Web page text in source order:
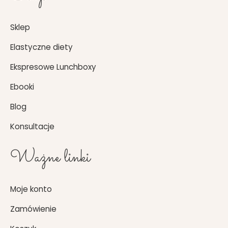
Sklep
Elastyczne diety
Ekspresowe Lunchboxy
Ebooki
Blog
Konsultacje
Ważne linki
Moje konto
Zamówienie